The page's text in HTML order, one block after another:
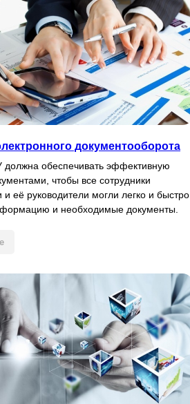
документооборота
обеспечивать эффективную
чтобы все сотрудники
и её руководители могли легко и быстро
и необходимые документы.